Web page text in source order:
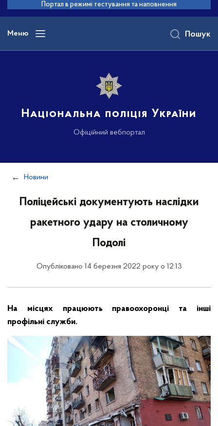
основного
вмісту
Портал в режимі тестування та наповнення
Меню
Національна поліція України
Офіційний вебпортал
Пошук
Новини
Поліцейські документують наслідки
ракетного удару на столичному
Подолі
Опубліковано 14 березня 2022 року о 12:13
На місцях працюють правоохоронці та інші
профільні служби.